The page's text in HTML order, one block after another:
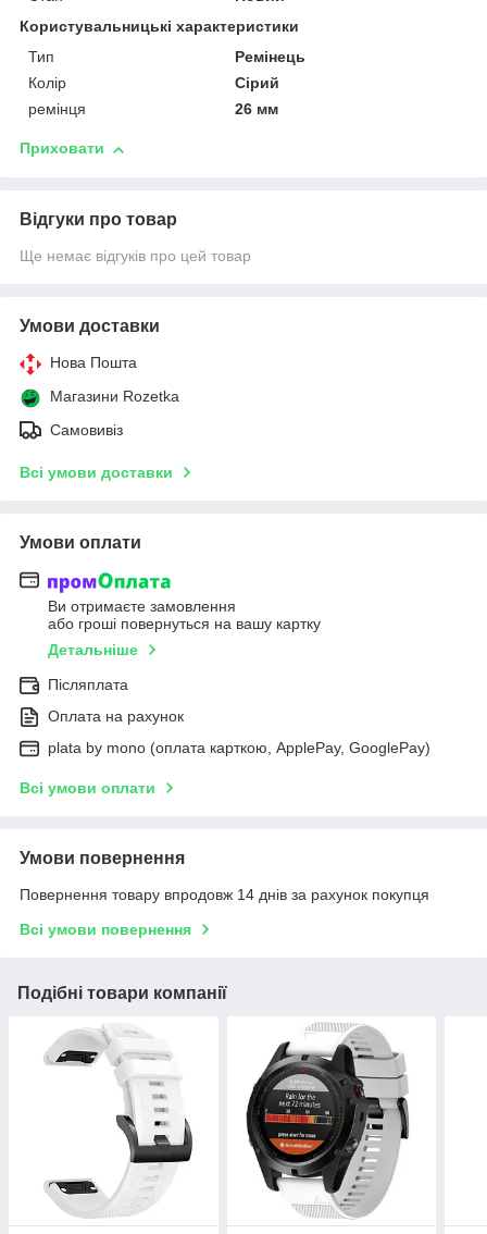
Користувальницькі характеристики
Тип
Ремінець
Колір
Сірий
ремінця
26 мм
Приховати
Відгуки про товар
Ще немає відгуків про цей товар
Умови доставки
Нова Пошта
Магазини Rozetka
Самовивіз
Всі умови доставки
Умови оплати
Ви отримаєте замовлення
або гроші повернуться на вашу картку
Детальніше
Післяплата
Оплата на рахунок
plata by mono (оплата карткою, ApplePay, GooglePay)
Всі умови оплати
Умови повернення
Повернення товару впродовж 14 днів за рахунок покупця
Всі умови повернення
Подібні товари компанії